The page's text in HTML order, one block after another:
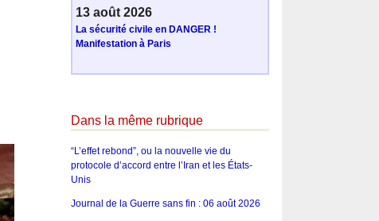
13 août 2026
La sécurité civile en DANGER !
Manifestation à Paris
Dans la même rubrique
“L’effet rebond”, ou la nouvelle vie du
protocole d’accord entre l’Iran et les États-
Unis
Journal de la Guerre sans fin : 06 août 2026